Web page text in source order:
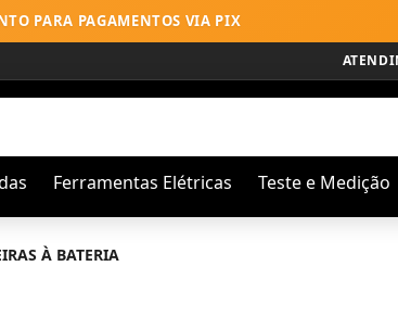
PARA PAGAMENTOS VIA PIX
Ferramentas Elétricas Teste e Medição
À BATERIA